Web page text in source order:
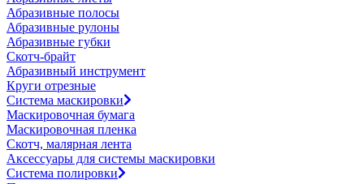
Абразивные полосы
Абразивные рулоны
Абразивные губки
Скотч-брайт
Абразивный инструмент
Круги отрезные
Система маскировки
Маскировочная бумага
Маскировочная пленка
Скотч, малярная лента
Аксессуары для системы маскировки
Система полировки